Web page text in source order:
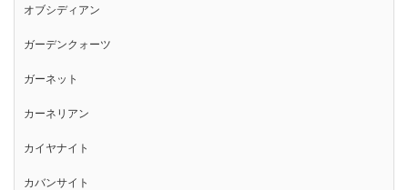
オブシディアン
ガーデンクォーツ
ガーネット
カーネリアン
カイヤナイト
カバンサイト